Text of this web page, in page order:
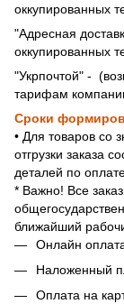
оккупированных
"Адресная
оккупированных
"Укрпочтой" -
тарифам
Сроки
• Для товаров со
отгрузки заказа
деталей по
* Важно! Все
ближайший
Онлайн
Наложенный
Оплата на